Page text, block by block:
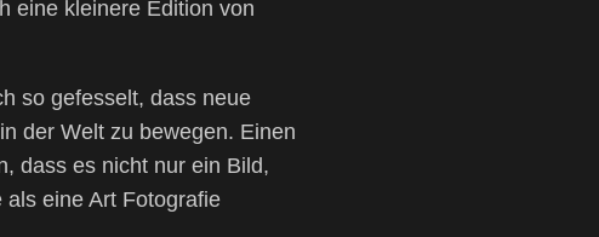
eine kleinere Edition von
so gefesselt, dass neue
der Welt zu bewegen. Einen
dass es nicht nur ein Bild,
eine Art Fotografie